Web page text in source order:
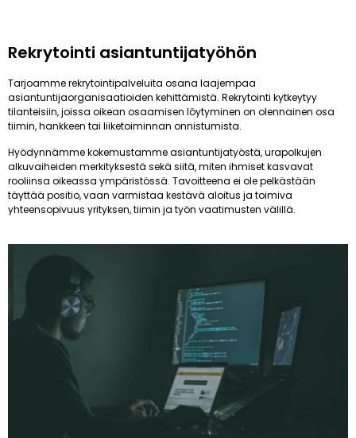
Rekrytointi asiantuntijatyöhön
Tarjoamme rekrytointipalveluita osana laajempaa
asiantuntijaorganisaatioiden kehittämistä. Rekrytointi kytkeytyy
tilanteisiin, joissa oikean osaamisen löytyminen on olennainen osa
tiimin, hankkeen tai liiketoiminnan onnistumista.
Hyödynnämme kokemustamme asiantuntijatyöstä, urapolkujen
alkuvaiheiden merkityksestä sekä siitä, miten ihmiset kasvavat
rooliinsa oikeassa ympäristössä. Tavoitteena ei ole pelkästään
täyttää positio, vaan varmistaa kestävä aloitus ja toimiva
yhteensopivuus yrityksen, tiimin ja työn vaatimusten välillä.